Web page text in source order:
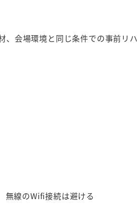
、会場環境と同じ条件での事前リ
線のWifi接続は避ける